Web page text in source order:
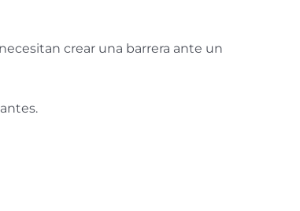
crear una barrera ante un